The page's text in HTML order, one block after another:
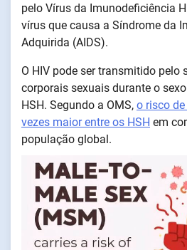
pelo Vírus da Imunodeficiência
vírus que causa a Síndrome da
Adquirida (AIDS).
O HIV pode ser transmitido pelo
corporais sexuais durante o
HSH. Segundo a OMS, o risco
vezes maior entre os HSH em
população global.